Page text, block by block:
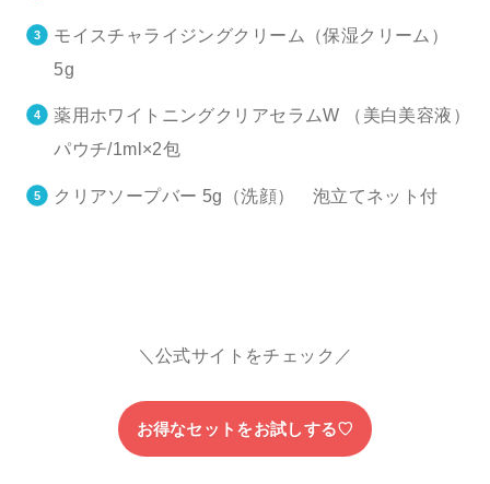
モイスチャライジングクリーム（保湿クリーム）
5g
薬用ホワイトニングクリアセラムW （美白美容液）
パウチ/1ml×2包
クリアソープバー 5g（洗顔） 泡立てネット付
＼公式サイトをチェック／
お得なセットをお試しする♡